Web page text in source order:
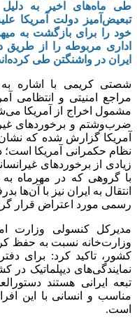
طی ماه‌های اخیر به
تبعیض‌آمیز دولت آمریکا
خود را برای بازگشت به
اداری مربوطه را از
ایران در واشنگتن طی
شصتی کریمی با اشاره به
مراجع امنیتی و انتظامی
مشمول اخراج از آمریکا
ضرب‌وشتم و برخورد‌های
آمریکا گزارش شده که
نظام حکمرانی آمریکا است؛
زیادی از برخورد‌های
با گروهی که در مهرماه به
انتقال به ایران نیز با
رسمی مورد اعتراض قرار
مدیرکل کنسولی وزارت
وزارت‌خانه نسبت به حفظ
کشور، تاکید کرد: برای
تبعه ایرانی هستند
مناسب و انسانی با این
است.